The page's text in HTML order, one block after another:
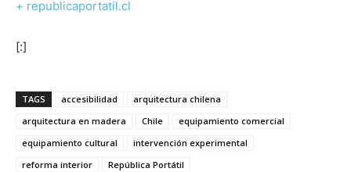
+ republicaportatil.cl
[:]
TAGS accesibilidad
arquitectura chilena
arquitectura en madera
Chile
equipamiento comercial
equipamiento cultural
intervención experimental
reforma interior
República Portátil